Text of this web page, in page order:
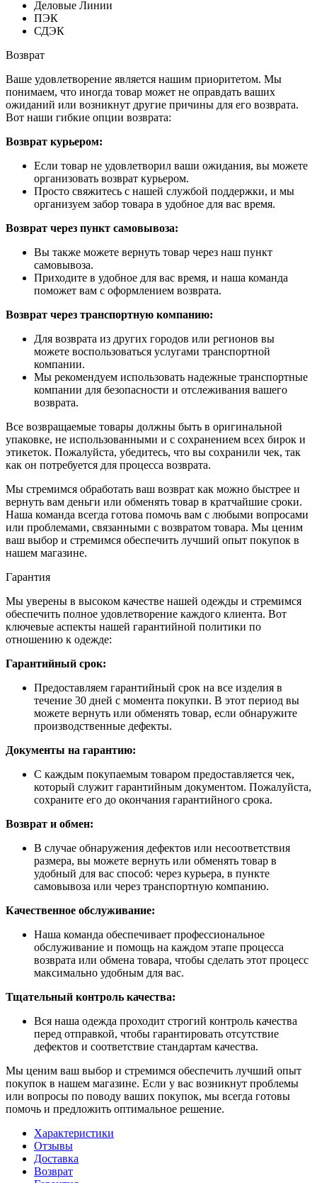
Деловые Линии
ПЭК
СДЭК
Возврат
Ваше удовлетворение является нашим приоритетом. Мы
понимаем, что иногда товар может не оправдать ваших
ожиданий или возникнут другие причины для его возврата.
Вот наши гибкие опции возврата:
Возврат курьером:
Если товар не удовлетворил ваши ожидания, вы можете
организовать возврат курьером.
Просто свяжитесь с нашей службой поддержки, и мы
организуем забор товара в удобное для вас время.
Возврат через пункт самовывоза:
Вы также можете вернуть товар через наш пункт
самовывоза.
Приходите в удобное для вас время, и наша команда
поможет вам с оформлением возврата.
Возврат через транспортную компанию:
Для возврата из других городов или регионов вы
можете воспользоваться услугами транспортной
компании.
Мы рекомендуем использовать надежные транспортные
компании для безопасности и отслеживания вашего
возврата.
Все возвращаемые товары должны быть в оригинальной
упаковке, не использованными и с сохранением всех бирок и
этикеток. Пожалуйста, убедитесь, что вы сохранили чек, так
как он потребуется для процесса возврата.
Мы стремимся обработать ваш возврат как можно быстрее и
вернуть вам деньги или обменять товар в кратчайшие сроки.
Наша команда всегда готова помочь вам с любыми вопросами
или проблемами, связанными с возвратом товара. Мы ценим
ваш выбор и стремимся обеспечить лучший опыт покупок в
нашем магазине.
Гарантия
Мы уверены в высоком качестве нашей одежды и стремимся
обеспечить полное удовлетворение каждого клиента. Вот
ключевые аспекты нашей гарантийной политики по
отношению к одежде:
Гарантийный срок:
Предоставляем гарантийный срок на все изделия в
течение 30 дней с момента покупки. В этот период вы
можете вернуть или обменять товар, если обнаружите
производственные дефекты.
Документы на гарантию:
С каждым покупаемым товаром предоставляется чек,
который служит гарантийным документом. Пожалуйста,
сохраните его до окончания гарантийного срока.
Возврат и обмен:
В случае обнаружения дефектов или несоответствия
размера, вы можете вернуть или обменять товар в
удобный для вас способ: через курьера, в пункте
самовывоза или через транспортную компанию.
Качественное обслуживание:
Наша команда обеспечивает профессиональное
обслуживание и помощь на каждом этапе процесса
возврата или обмена товара, чтобы сделать этот процесс
максимально удобным для вас.
Тщательный контроль качества:
Вся наша одежда проходит строгий контроль качества
перед отправкой, чтобы гарантировать отсутствие
дефектов и соответствие стандартам качества.
Мы ценим ваш выбор и стремимся обеспечить лучший опыт
покупок в нашем магазине. Если у вас возникнут проблемы
или вопросы по поводу ваших покупок, мы всегда готовы
помочь и предложить оптимальное решение.
Характеристики
Отзывы
Доставка
Возврат